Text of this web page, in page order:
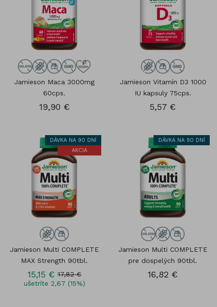
Jamieson Maca 3000mg
60cps.
19,90 €
Jamieson Vitamín D3 1000
IU kapsuly 75cps.
5,57 €
DÁVKA NA 90 DNÍ
AKCIA
Jamieson Multi COMPLETE
MAX Strength 90tbl.
15,15 € 17,82 €
ušetríte 2,67 (15%)
DÁVKA NA 90 DNÍ
Jamieson Multi COMPLETE
pre dospelých 90tbl.
16,82 €